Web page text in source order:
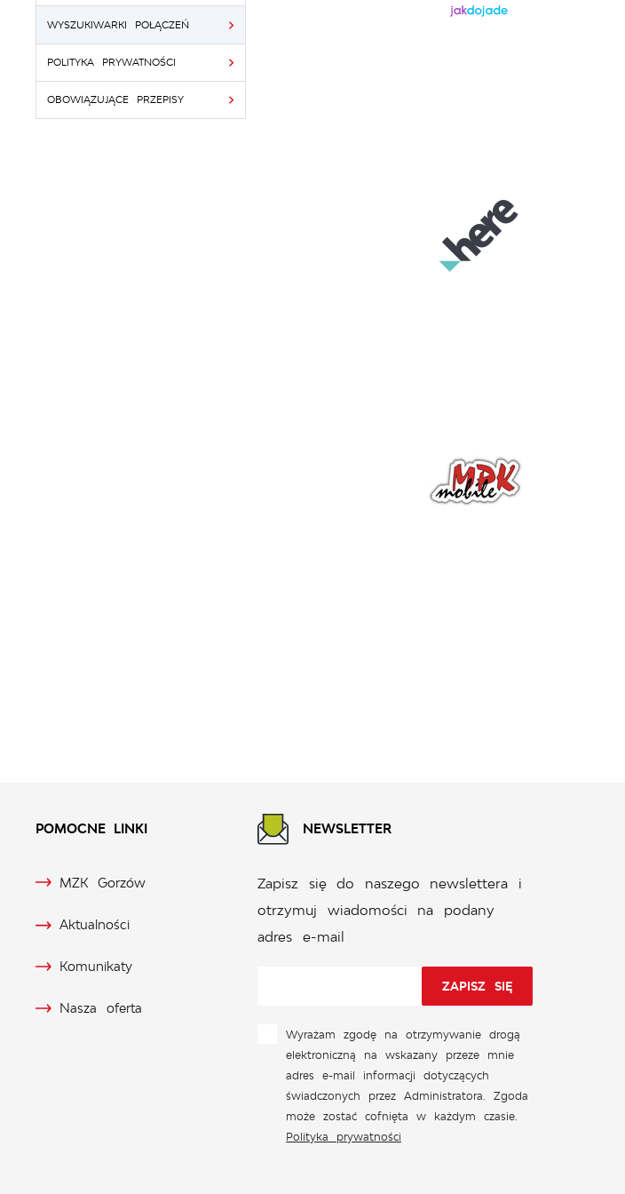
WYSZUKIWARKI POŁĄCZEŃ
POLITYKA PRYWATNOŚCI
OBOWIĄZUJĄCE PRZEPISY
POMOCNE LINKI
MZK Gorzów
Aktualności
Komunikaty
Nasza oferta
NEWSLETTER
Zapisz się do naszego newslettera i
otrzymuj wiadomości na podany
adres e-mail
Wyrażam zgodę na otrzymywanie drogą
elektroniczną na wskazany przeze mnie
adres e-mail informacji dotyczących
świadczonych przez Administratora. Zgoda
może zostać cofnięta w każdym czasie.
Polityka prywatności